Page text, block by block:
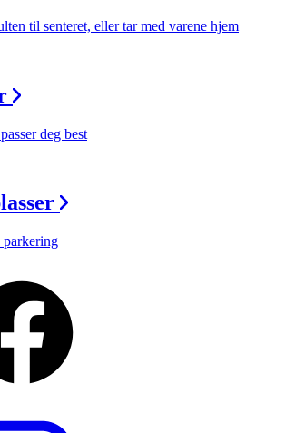
til senteret, eller tar med varene hjem
deg best